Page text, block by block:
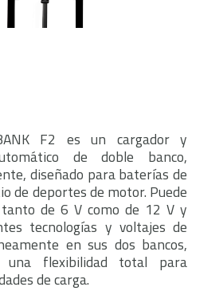
F2 es un cargador y
de doble banco,
diseñado para baterías de
de deportes de motor. Puede
de 6 V como de 12 V y
tecnologías y voltajes de
en sus dos bancos,
una flexibilidad total para
de carga.